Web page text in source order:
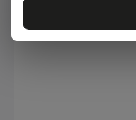
Пропуснете галерия с